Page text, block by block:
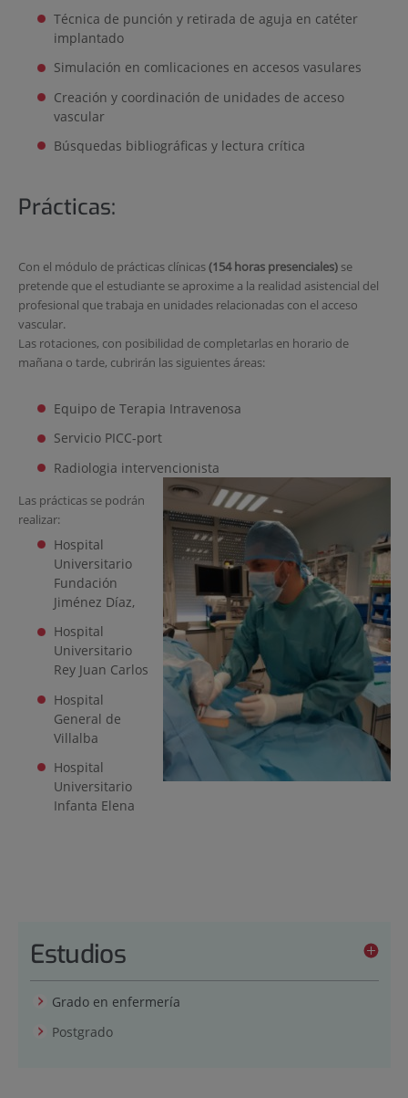
Técnica de punción y retirada de aguja en catéter
implantado
Simulación en comlicaciones en accesos vasulares
Creación y coordinación de unidades de acceso
vascular
Búsquedas bibliográficas y lectura crítica
Prácticas:
Con el módulo de prácticas clínicas(154 horas presenciales)se
pretende que el estudiante se aproxime a la realidad asistencial del
profesional que trabaja en unidades relacionadas con el acceso
vascular.
Las rotaciones, con posibilidad de completarlas en horario de
mañana o tarde, cubrirán las siguientes áreas:
Equipo de Terapia Intravenosa
Servicio PICC-port
Radiologia intervencionista
Las prácticas se podrán
realizar:
Hospital
Universitario
Fundación
Jiménez Díaz,
Hospital
Universitario
Rey Juan Carlos
Hospital
General de
Villalba
Hospital
Universitario
Infanta Elena
Estudios
Grado en enfermería
Postgrado